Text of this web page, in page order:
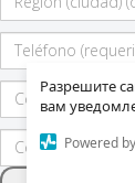
Разрешите
вам
Powered